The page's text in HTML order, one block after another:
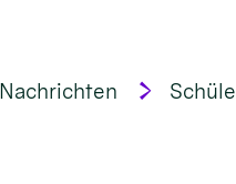
Nachrichten